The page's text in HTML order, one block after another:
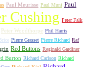
Paul Meurisse Paul Muni Paul
Cushing Peter Falk
Peter Woodthorpe Phil Harris
Pierre Grasset Pierre Richard Raf
Red Buttons Reginald Gardiner
Burton Richard Carlson Richard